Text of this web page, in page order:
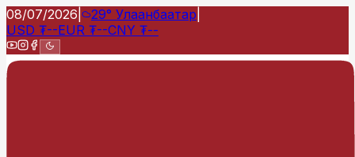
08/07/2026 29° Улаанбаатар
USD ₮--EUR ₮--CNY ₮--